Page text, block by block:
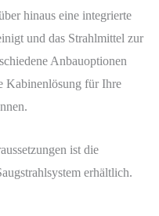
hinaus eine integrierte
und das Strahlmittel zur
Anbauoptionen
Kabinenlösung für Ihre
ist die
erhältlich.